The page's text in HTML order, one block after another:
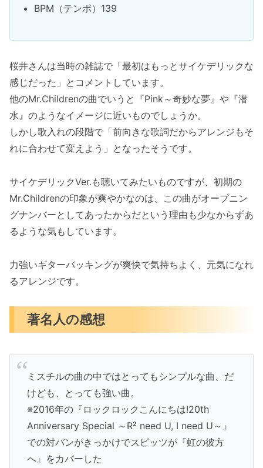
BPM（テンポ）139
桜井さんは当時の雑誌で「最初はもっとサイケデリックな
感じだった」とコメントしています。
他のMr.Childrenの曲でいうと『Pink～奇妙な夢』や『潜
水』のようなイメージに近いものでしょうか。
しかし歌入れの段階で「前向きな歌詞だからアレンジもそ
れに合わせて変えよう」となったそうです。
サイケデリックVer.も聴いてみたいものですが、初期の
Mr.Childrenの印象が爽やかなのは、この曲がオープニン
グナンバーとしてあったからだという理由も少なからずあ
るような気もしています。
力強いギターバッキングが爽快で気持ちよく、元気になれ
るアレンジです。
著名人の感想
ミスチルの曲の中ではとってもシンプルな曲、だ
けども、とっても強い曲。
※2016年の『ロックロックこんにちは!20th
Anniversary Special ～R² need U, I need U～』
での対バンがきっかけでスピッツが『虹の彼方
へ』をカバーした